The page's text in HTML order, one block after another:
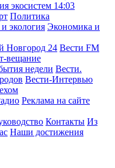
экосистем 14:03
Политика
экология Экономика и
Новгород 24 Вести FM
вещание
недели Вести.
Вести-Интервью
Реклама на сайте
Контакты Из
Наши достижения